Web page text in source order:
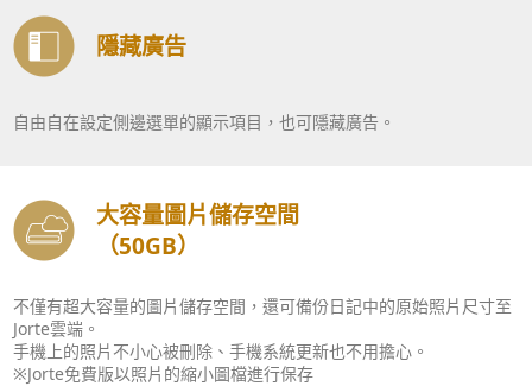
隱藏廣告
自由自在設定側邊選單的顯示項目，也可隱藏廣告。
大容量圖片儲存空間
（50GB）
不僅有超大容量的圖片儲存空間，還可備份日記中的原始照片尺寸至
Jorte雲端。
手機上的照片不小心被刪除、手機系統更新也不用擔心。
※Jorte免費版以照片的縮小圖檔進行保存